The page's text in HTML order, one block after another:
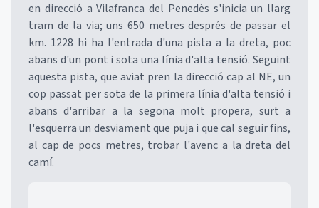
en direcció a Vilafranca del Penedès s'inicia un llarg
tram de la via; uns 650 metres després de passar el
km. 1228 hi ha l'entrada d'una pista a la dreta, poc
abans d'un pont i sota una línia d'alta tensió. Seguint
aquesta pista, que aviat pren la direcció cap al NE, un
cop passat per sota de la primera línia d'alta tensió i
abans d'arribar a la segona molt propera, surt a
l'esquerra un desviament que puja i que cal seguir fins,
al cap de pocs metres, trobar l'avenc a la dreta del
camí.